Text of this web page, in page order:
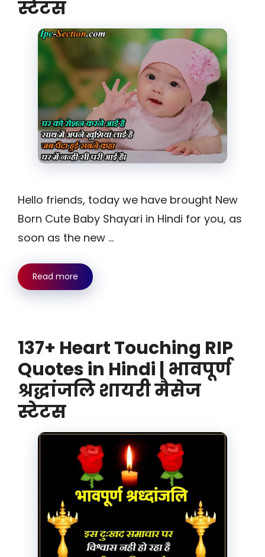
स्टेटस
Hello friends, today we have brought New
Born Cute Baby Shayari in Hindi for you, as
soon as the new …
Read more
137+ Heart Touching RIP
Quotes in Hindi | भावपूर्ण
श्रद्धांजलि शायरी मैसेज
स्टेटस